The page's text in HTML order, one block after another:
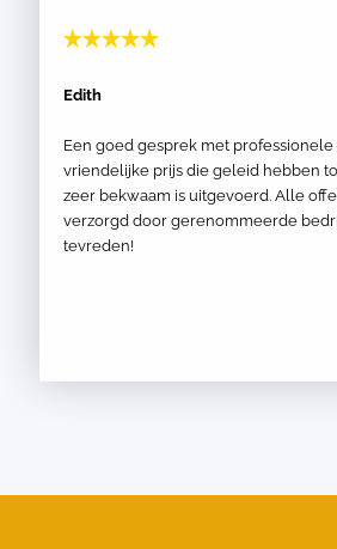
Edith
Een goed gesprek met professionele
vriendelijke prijs die geleid hebben
zeer bekwaam is uitgevoerd. Alle
verzorgd door gerenommeerde
tevreden!